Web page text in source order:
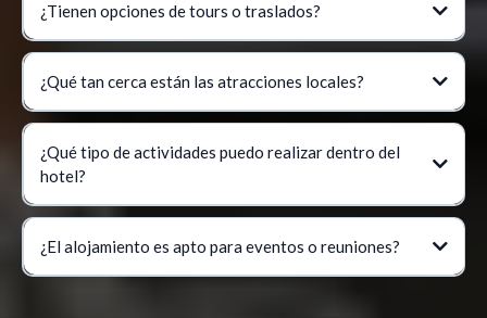
¿Tienen opciones de tours o traslados?
¿Qué tan cerca están las atracciones locales?
¿Qué tipo de actividades puedo realizar dentro del
hotel?
¿El alojamiento es apto para eventos o reuniones?